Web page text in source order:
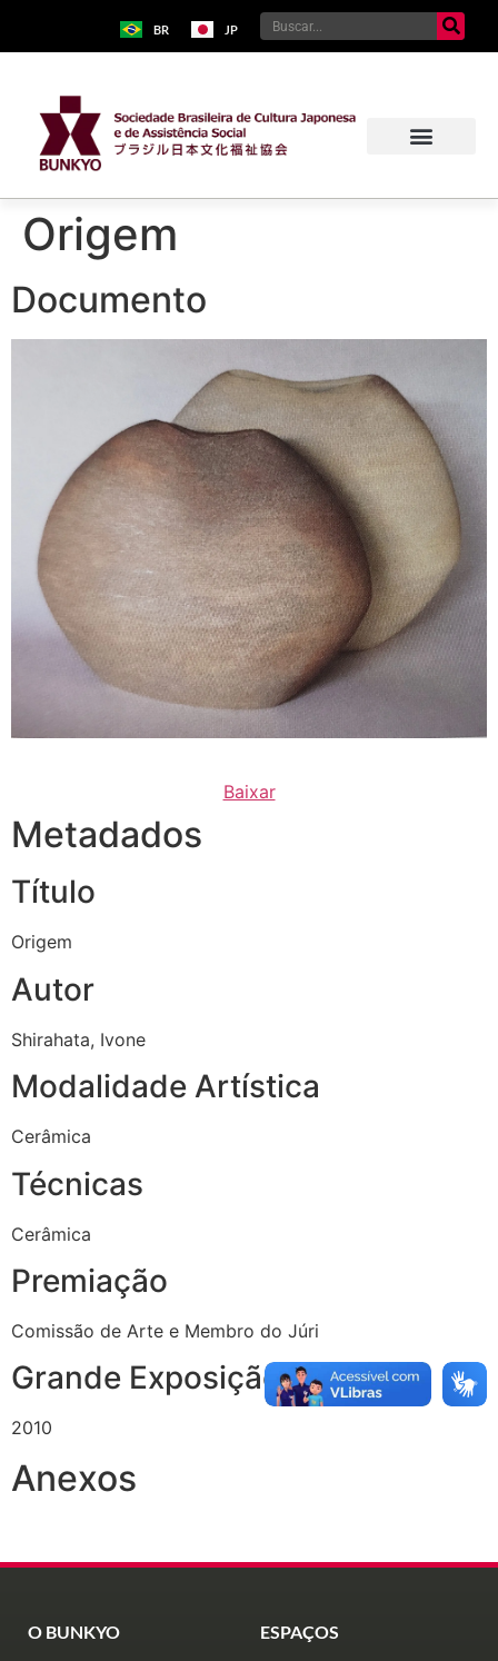
BR JP
Origem
Documento
Baixar
Metadados
Título
Origem
Autor
Shirahata, Ivone
Modalidade Artística
Cerâmica
Técnicas
Cerâmica
Premiação
Comissão de Arte e Membro do Júri
Grande Exposição Ano
2010
Anexos
O BUNKYO ESPAÇOS